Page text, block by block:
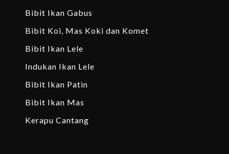
Bibit Ikan Gabus
Bibit Koi, Mas Koki dan Komet
Bibit Ikan Lele
Indukan Ikan Lele
Bibit Ikan Patin
Bibit Ikan Mas
Kerapu Cantang